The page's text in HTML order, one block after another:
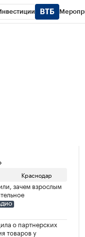
Краснодар
зачем взрослым
о партнерских
товаров у